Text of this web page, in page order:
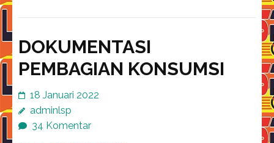
DOKUMENTASI
PEMBAGIAN KONSUMSI
18 Januari 2022
adminlsp
34 Komentar